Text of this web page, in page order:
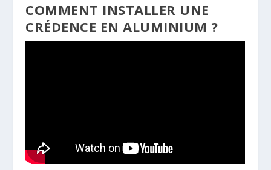
COMMENT INSTALLER UNE
CRÉDENCE EN ALUMINIUM ?